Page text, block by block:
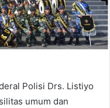
Polisi Drs. Listiyo
umum dan